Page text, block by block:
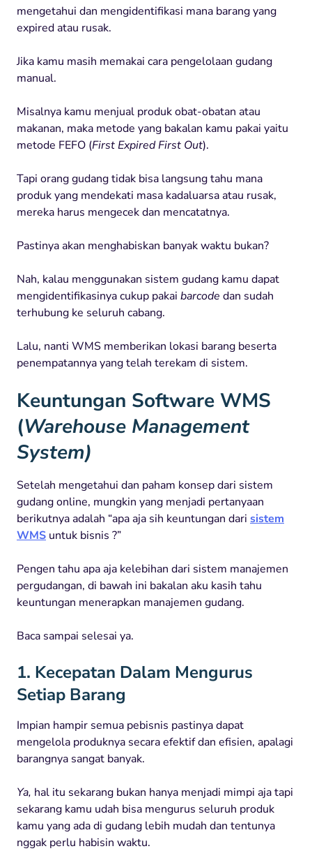
mengetahui dan mengidentifikasi mana barang yang
expired atau rusak.
Jika kamu masih memakai cara pengelolaan gudang
manual.
Misalnya kamu menjual produk obat-obatan atau
makanan, maka metode yang bakalan kamu pakai yaitu
metode FEFO (First Expired First Out).
Tapi orang gudang tidak bisa langsung tahu mana
produk yang mendekati masa kadaluarsa atau rusak,
mereka harus mengecek dan mencatatnya.
Pastinya akan menghabiskan banyak waktu bukan?
Nah, kalau menggunakan sistem gudang kamu dapat
mengidentifikasinya cukup pakai barcode dan sudah
terhubung ke seluruh cabang.
Lalu, nanti WMS memberikan lokasi barang beserta
penempatannya yang telah terekam di sistem.
Keuntungan Software WMS
(Warehouse Management
System)
Setelah mengetahui dan paham konsep dari sistem
gudang online, mungkin yang menjadi pertanyaan
berikutnya adalah “apa aja sih keuntungan dari sistem
WMS untuk bisnis ?”
Pengen tahu apa aja kelebihan dari sistem manajemen
pergudangan, di bawah ini bakalan aku kasih tahu
keuntungan menerapkan manajemen gudang.
Baca sampai selesai ya.
1. Kecepatan Dalam Mengurus
Setiap Barang
Impian hampir semua pebisnis pastinya dapat
mengelola produknya secara efektif dan efisien, apalagi
barangnya sangat banyak.
Ya, hal itu sekarang bukan hanya menjadi mimpi aja tapi
sekarang kamu udah bisa mengurus seluruh produk
kamu yang ada di gudang lebih mudah dan tentunya
nggak perlu habisin waktu.